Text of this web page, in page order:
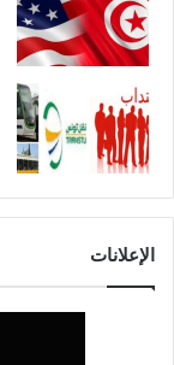
الإعلانات